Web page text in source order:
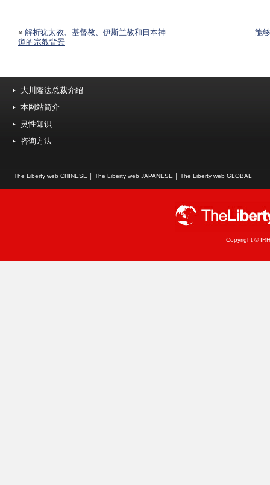
« 解析犹太教、基督教、伊斯兰教和日本神
道的宗教背景
能
大川隆法总裁介绍
本网站简介
灵性知识
咨询方法
The Liberty web CHINESE │ The Liberty web JAPANESE The Liberty web GLOBAL
Copyright ©